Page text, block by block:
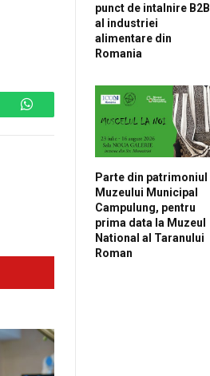
WhatsApp
punct de intalnire B2B
al industriei
alimentare din
Romania
Parte din patrimoniul
Muzeului Municipal
Campulung, pentru
prima data la Muzeul
National al Taranului
Roman